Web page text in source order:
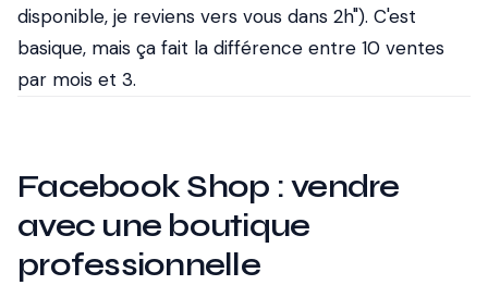
disponible, je reviens vers vous dans 2h"). C'est
basique, mais ça fait la différence entre 10 ventes
par mois et 3.
Facebook Shop : vendre
avec une boutique
professionnelle